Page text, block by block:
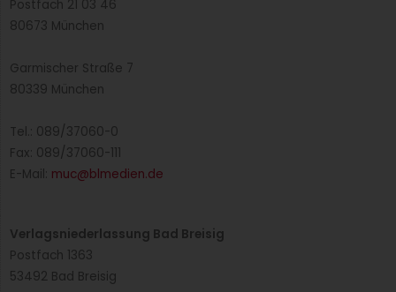
Postfach 21 03 46
80673 München
Garmischer Straße 7
80339 München
Tel.: 089/37060-0
Fax: 089/37060-111
E-Mail: muc@blmedien.de
Verlagsniederlassung Bad Breisig
Postfach 1363
53492 Bad Breisig